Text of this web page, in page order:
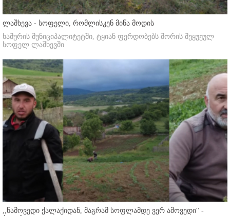
ლაშხევა - სოფელი, რომლისკენ მიწა მოდის
ხაშურის მუნიციპალიტეტში, ტყიან ფერდობებს შორის შეყუჟულ
სოფელ ლაშხევში
,,წამოვედი ქალაქიდან, მაგრამ სოფლამდე ვერ ამოვედი'' -